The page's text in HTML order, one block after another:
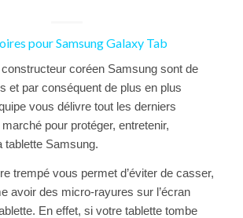
pour Samsung Galaxy Tab
coréen Samsung sont de
et par conséquent de plus en plus
vous délivre tout les derniers
pour protéger, entretenir,
Samsung.
trempé vous permet d’éviter de casser,
avoir des micro-rayures sur l’écran
En effet, si votre tablette tombe